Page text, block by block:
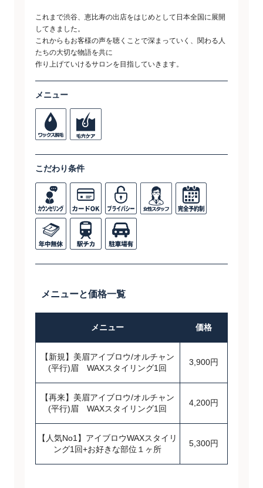
これまで渋谷、恵比寿の出店をはじめとして日本全国に展開
してきました。
これからもお客様の声を聴くことで深まっていく、関わる人
たちの大切な物語を共に
作り上げていけるサロンを目指していきます。
メニュー
こだわり条件
メニューと価格一覧
メニュー 価格
【新規】美眉アイブロウ/オルチャン
(平行)眉 WAXスタイリング1回
3,900円
【再来】美眉アイブロウ/オルチャン
(平行)眉 WAXスタイリング1回
4,200円
【人気No1】アイブロウWAXスタイリ
ング1回+お好きな部位１ヶ所
5,300円